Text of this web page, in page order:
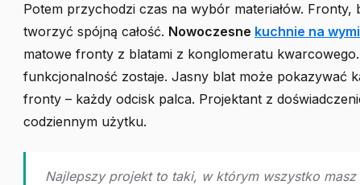
Potem przychodzi czas na wybór materiałów. Fronty,
tworzyć spójną całość. Nowoczesne kuchnie na
matowe fronty z blatami z konglomeratu
funkcjonalność zostaje. Jasny blat może pokazywać
fronty – każdy odcisk palca. Projektant z
codziennym użytku.
Najlepszy projekt to taki, w którym wszystko